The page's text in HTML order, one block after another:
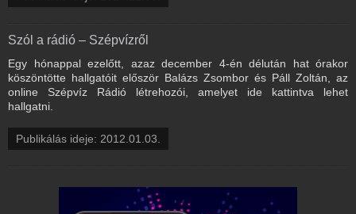
Szól a rádió – Szépvízről
Egy hónappal ezelőtt, azaz december 4-én délután hat órakor
köszöntötte hallgatóit először Balázs Zsombor és Páll Zoltán, az
online Szépvíz Rádió létrehozói, amelyet ide kattintva lehet
hallgatni.
Publikálás ideje: 2012.01.03.